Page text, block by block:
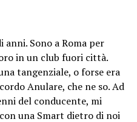
Sono a Roma per
in un club fuori città.
tangenziale, o forse era
Anulare, che ne so. Ad
del conducente, mi
una Smart dietro di noi